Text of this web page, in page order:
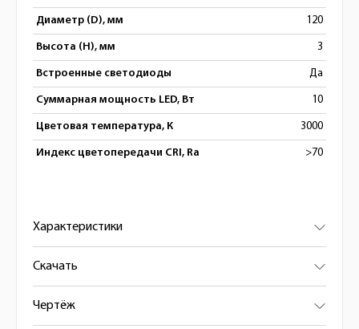
Диаметр (D), мм 120
Высота (H), мм 3
Встроенные светодиоды Да
Суммарная мощность LED, Вт 10
Цветовая температура, К 3000
Индекс цветопередачи CRI, Ra >70
Характеристики
Скачать
Чертёж